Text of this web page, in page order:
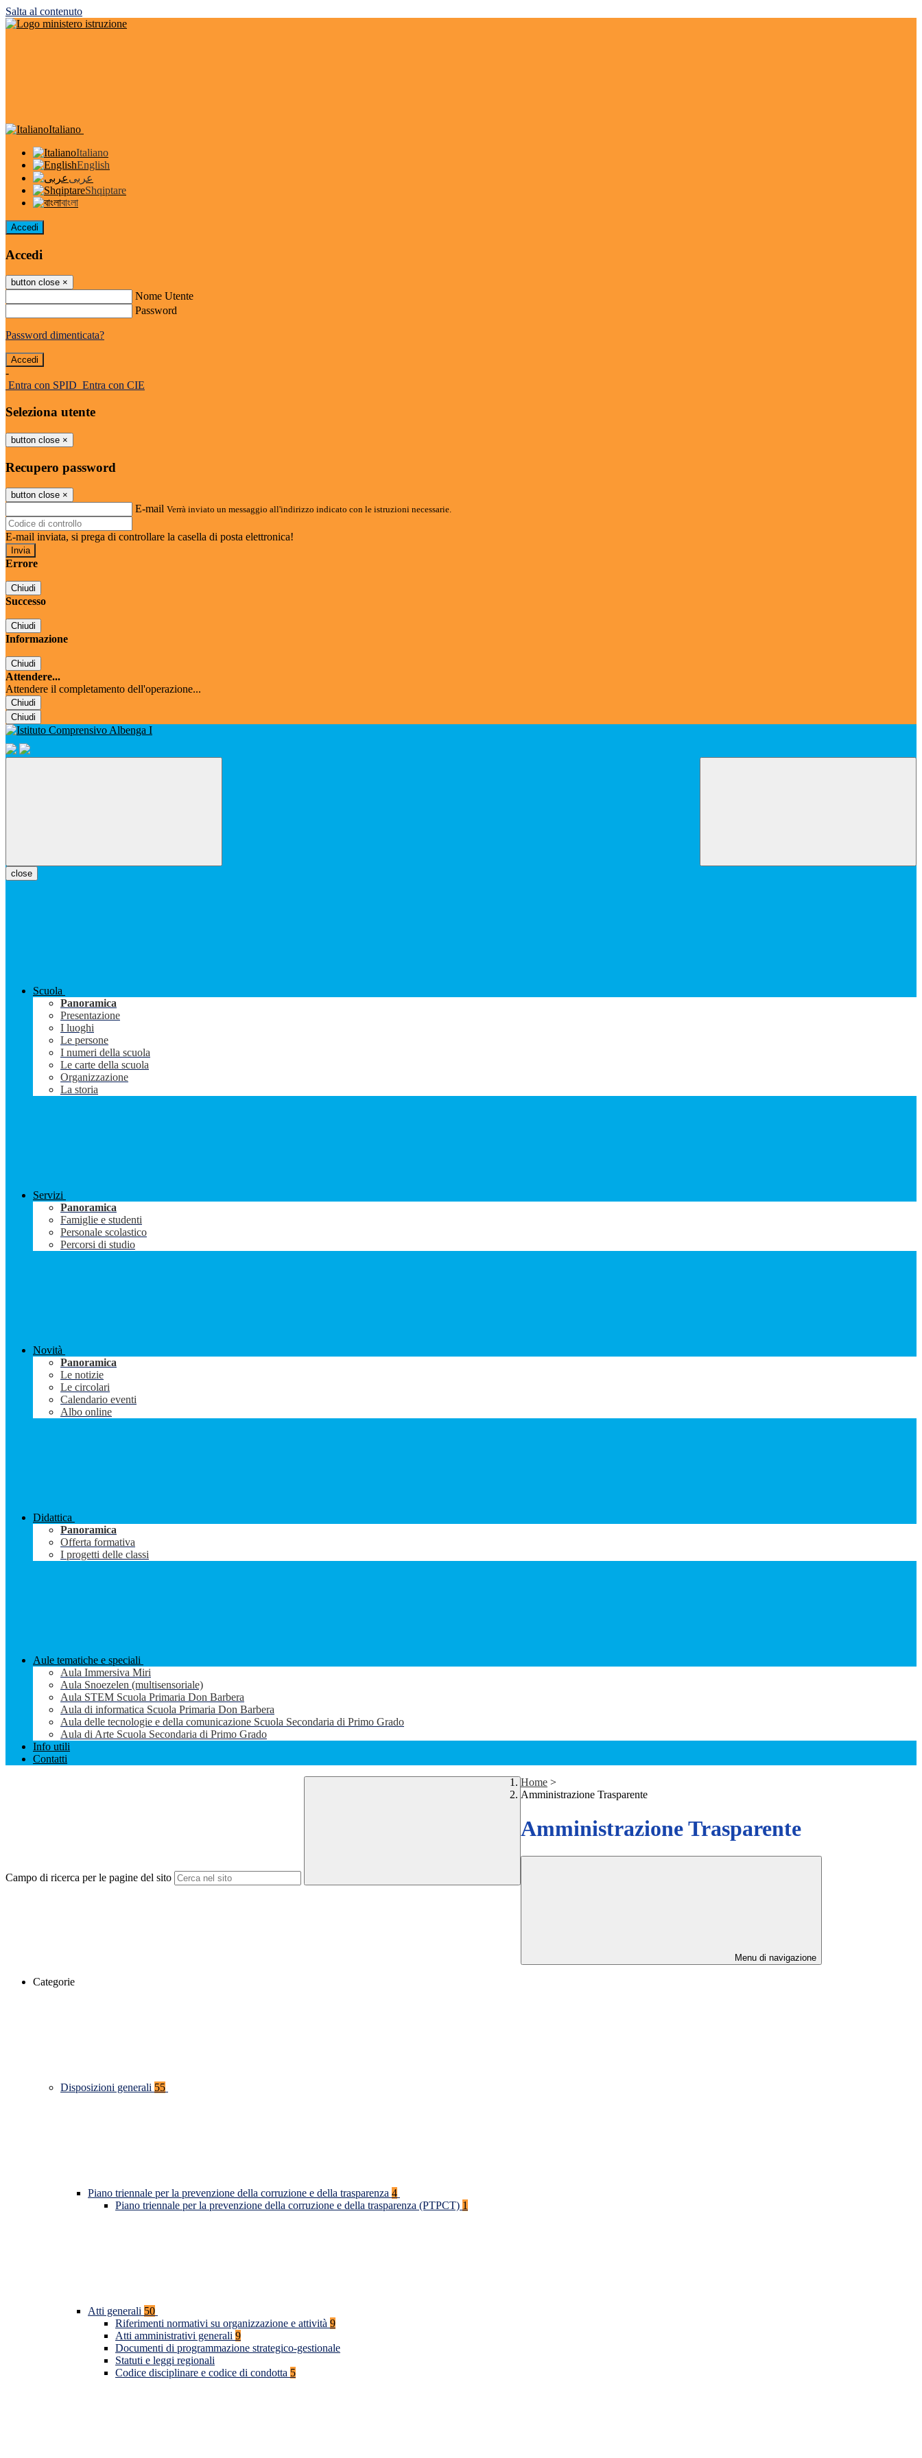
Salta al contenuto
Italiano
Italiano
English
عربى
Shqiptare
বাংলা
Accedi
Accedi
button close ×
Nome Utente
Password
Password dimenticata?
-
Entra con SPID Entra con CIE
Seleziona utente
button close ×
Recupero password
button close ×
E-mail Verrà inviato un messaggio all'indirizzo indicato con le istruzioni necessarie.
E-mail inviata, si prega di controllare la casella di posta elettronica!
Errore
Chiudi
Successo
Chiudi
Informazione
Chiudi
Attendere...
Attendere il completamento dell'operazione...
Chiudi
Chiudi
close
Scuola
Panoramica
Presentazione
I luoghi
Le persone
I numeri della scuola
Le carte della scuola
Organizzazione
La storia
Servizi
Panoramica
Famiglie e studenti
Personale scolastico
Percorsi di studio
Novità
Panoramica
Le notizie
Le circolari
Calendario eventi
Albo online
Didattica
Panoramica
Offerta formativa
I progetti delle classi
Aule tematiche e speciali
Aula Immersiva Miri
Aula Snoezelen (multisensoriale)
Aula STEM Scuola Primaria Don Barbera
Aula di informatica Scuola Primaria Don Barbera
Aula delle tecnologie e della comunicazione Scuola Secondaria di Primo Grado
Aula di Arte Scuola Secondaria di Primo Grado
Info utili
Contatti
Campo di ricerca per le pagine del sito
Home >
Amministrazione Trasparente
Amministrazione Trasparente
Menu di navigazione
Categorie
Disposizioni generali 55
Piano triennale per la prevenzione della corruzione e della trasparenza 4
Piano triennale per la prevenzione della corruzione e della trasparenza (PTPCT) 1
Atti generali 50
Riferimenti normativi su organizzazione e attività 9
Atti amministrativi generali 9
Documenti di programmazione strategico-gestionale
Statuti e leggi regionali
Codice disciplinare e codice di condotta 5